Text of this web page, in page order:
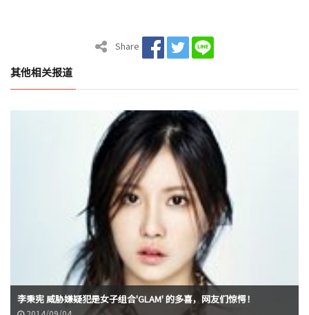
Share
其他相关报道
李秉宪 威胁嫌疑犯是女子组合'GLAM' 的多喜，网友们惊愕！